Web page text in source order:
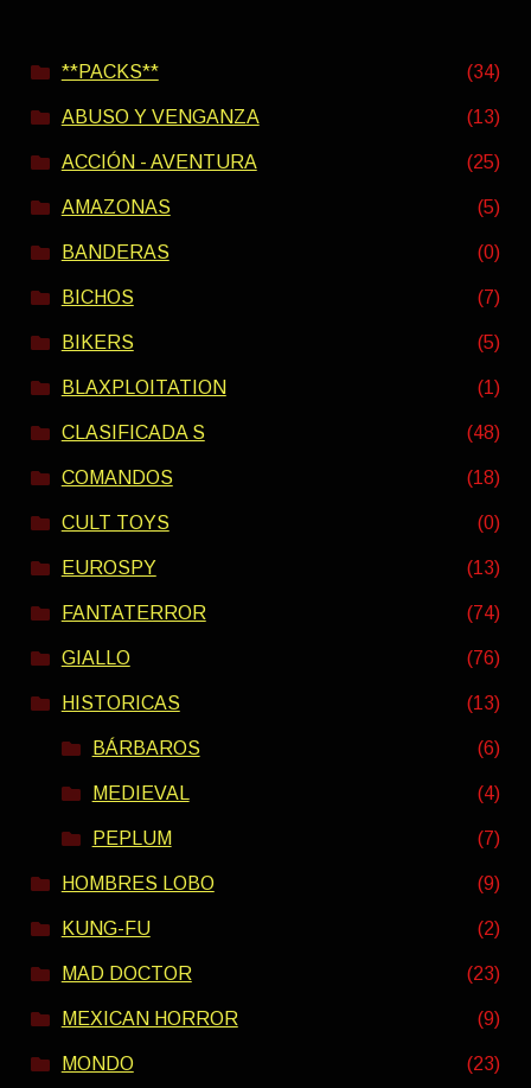
**PACKS** (34)
ABUSO Y VENGANZA (13)
ACCIÓN - AVENTURA (25)
AMAZONAS (5)
BANDERAS (0)
BICHOS (7)
BIKERS (5)
BLAXPLOITATION (1)
CLASIFICADA S (48)
COMANDOS (18)
CULT TOYS (0)
EUROSPY (13)
FANTATERROR (74)
GIALLO (76)
HISTORICAS (13)
BÁRBAROS (6)
MEDIEVAL (4)
PEPLUM (7)
HOMBRES LOBO (9)
KUNG-FU (2)
MAD DOCTOR (23)
MEXICAN HORROR (9)
MONDO (23)